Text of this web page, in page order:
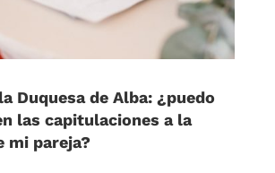
Duquesa de Alba: ¿puedo
las capitulaciones a la
mi pareja?